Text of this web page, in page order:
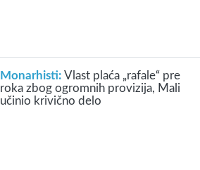
Monarhisti:Vlast plaća „rafale“ pre
roka zbog ogromnih provizija, Mali
učinio krivično delo